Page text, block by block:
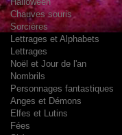
Chauves souris
Sorcières
Lettrages et Alphabets
Lettrages
Noël et Jour de l'an
Nombrils
Personnages fantastiques
Anges et Démons
Elfes et Lutins
Fées